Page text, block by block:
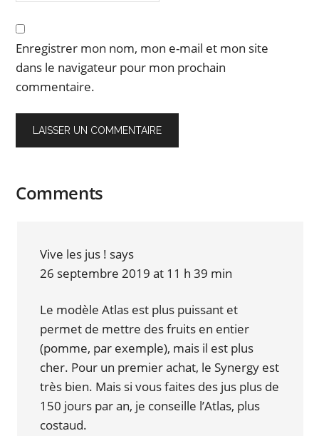
Enregistrer mon nom, mon e-mail et mon site
dans le navigateur pour mon prochain
commentaire.
Comments
Vive les jus ! says
26 septembre 2019 at 11 h 39 min
Le modèle Atlas est plus puissant et
permet de mettre des fruits en entier
(pomme, par exemple), mais il est plus
cher. Pour un premier achat, le Synergy est
très bien. Mais si vous faites des jus plus de
150 jours par an, je conseille l’Atlas, plus
costaud.